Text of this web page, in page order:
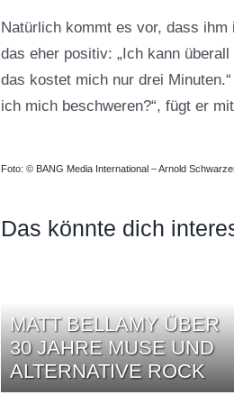
Natürlich kommt es vor, dass
das eher positiv: „Ich kann
das kostet mich nur drei
ich mich beschweren?“, fügt er
Foto: © BANG Media International – Arnold
Das könnte dich
MATT BELLAMY ÜBER
30 JAHRE MUSE UND
ALTERNATIVE ROCK